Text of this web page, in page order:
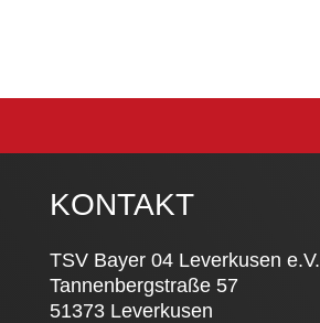
KONTAKT
TSV Bayer 04 Leverkusen e.V.
Tannenbergstraße 57
51373 Leverkusen